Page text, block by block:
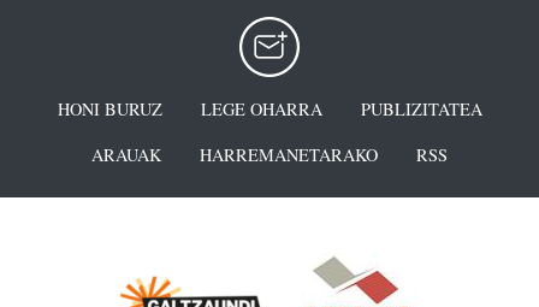
HONI BURUZ LEGE OHARRA
PUBLIZITATEA
ARAUAK
HARREMANETARAKO RSS